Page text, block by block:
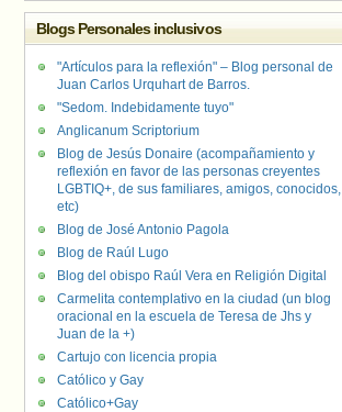
Blogs Personales inclusivos
"Artículos para la reflexión" – Blog personal de
Juan Carlos Urquhart de Barros.
"Sedom. Indebidamente tuyo"
Anglicanum Scriptorium
Blog de Jesús Donaire (acompañamiento y
reflexión en favor de las personas creyentes
LGBTIQ+, de sus familiares, amigos, conocidos,
etc)
Blog de José Antonio Pagola
Blog de Raúl Lugo
Blog del obispo Raúl Vera en Religión Digital
Carmelita contemplativo en la ciudad (un blog
oracional en la escuela de Teresa de Jhs y
Juan de la +)
Cartujo con licencia propia
Católico y Gay
Católico+Gay